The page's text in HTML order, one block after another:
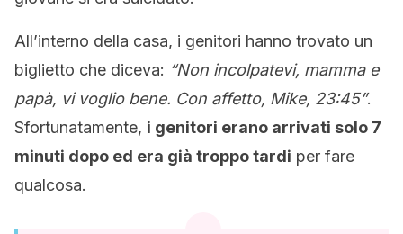
All’interno della casa, i genitori hanno trovato un
biglietto che diceva: “Non incolpatevi, mamma e
papà, vi voglio bene. Con affetto, Mike, 23:45”.
Sfortunatamente, i genitori erano arrivati solo 7
minuti dopo ed era già troppo tardi per fare
qualcosa.